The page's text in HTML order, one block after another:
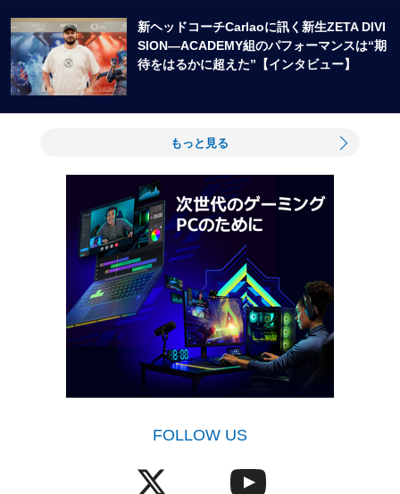
新ヘッドコーチCarlaoに訊く新生ZETA DIVI
SION―ACADEMY組のパフォーマンスは“期
待をはるかに超えた”【インタビュー】
もっと見る
FOLLOW US